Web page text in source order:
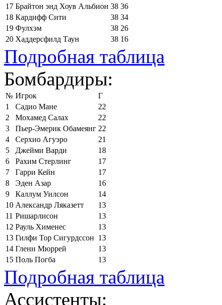
17 Брайтон энд Хоув Альбион 38 36
18 Кардифф Сити 38 34
19 Фулхэм 38 26
20 Хаддерсфилд Таун 38 16
Подробная таблица
Бомбардиры:
№ Игрок
Г
1
Садио Мане
22
2
Мохамед Салах
22
3
Пьер-Эмерик Обамеянг 22
4
Серхио Агуэро
21
5
Джейми Варди
18
6
Рахим Стерлинг
17
7
Гарри Кейн
17
8
Эден Азар
16
9
Каллум Уилсон
14
10 Александр Ляказетт
13
11 Ришарлисон
13
12 Рауль Хименес
13
13 Гилфи Тор Сигурдссон 13
14 Гленн Мюррей
13
15 Поль Погба 13
Подробная таблица
Ассистенты: